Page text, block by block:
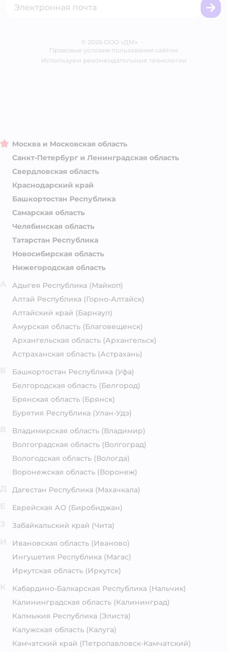
Блог
Корм для собак
© 2026 ООО «ДМ» •
Правовые условия пользования сайтом
Используем рекомендательные технологии
Москва и Московская область
Санкт-Петербург и Ленинградская область
Свердловская область
Краснодарский край
Башкортостан Республика
Самарская область
Челябинская область
Татарстан Республика
Новосибирская область
Нижегородская область
Адыгея Республика (Майкоп)
Алтай Республика (Горно-Алтайск)
Алтайский край (Барнаул)
Амурская область (Благовещенск)
Архангельская область (Архангельск)
Астраханская область (Астрахань)
Башкортостан Республика (Уфа)
Белгородская область (Белгород)
Брянская область (Брянск)
Бурятия Республика (Улан-Удэ)
Владимирская область (Владимир)
Волгоградская область (Волгоград)
Вологодская область (Вологда)
Воронежская область (Воронеж)
Дагестан Республика (Махачкала)
Еврейская АО (Биробиджан)
Забайкальский край (Чита)
Ивановская область (Иваново)
Ингушетия Республика (Магас)
Иркутская область (Иркутск)
Кабардино-Балкарская Республика (Нальчик)
Калининградская область (Калининград)
Калмыкия Республика (Элиста)
Калужская область (Калуга)
Камчатский край (Петропавловск-Камчатский)